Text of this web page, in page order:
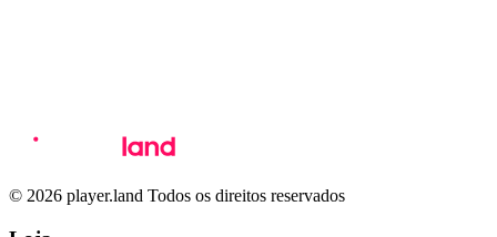
© 2026 player.land Todos os direitos reservados